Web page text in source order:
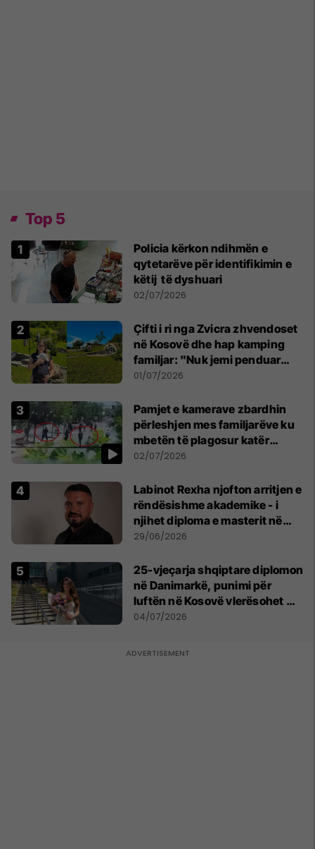
Top 5
Policia kërkon ndihmën e
qytetarëve për identifikimin e
këtij të dyshuari
02/07/2026
Çifti i ri nga Zvicra zhvendoset
në Kosovë dhe hap kamping
familjar: "Nuk jemi penduar
asnjë ditë"
01/07/2026
Pamjet e kamerave zbardhin
përleshjen mes familjarëve ku
mbetën të plagosur katër
persona
02/07/2026
Labinot Rexha njofton arritjen e
rëndësishme akademike - i
njihet diploma e masterit në
Psikologji në Zvicër
29/06/2026
25-vjeçarja shqiptare diplomon
në Danimarkë, punimi për
luftën në Kosovë vlerësohet me
notën më të lartë
04/07/2026